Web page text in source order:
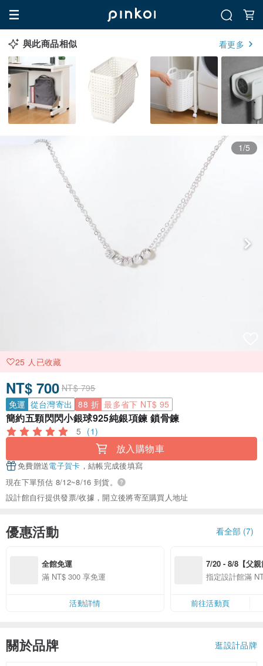
與此商品相似 看更多
1/5
25 人已收藏
NT$ 700 NT$ 795
免運 從台灣寄出 88 折 最多省下 NT$ 95
簡約五顆閃閃小銀球925純銀項鍊 鎖骨鍊
5 (1)
放入購物車
免費贈送電子賀卡 ，結帳完成後填寫
現在下單預估 8/12~8/16 到貨。
設計館自行提供發票/收據，開立後將寄至購買人地址
優惠活動 看全部 (7)
全館免運
滿 NT$ 300 享免運
活動詳情
7/20 - 8/8【父
案】精選品牌全
指定設計館滿
前往活動頁
關於品牌 逛設計品牌